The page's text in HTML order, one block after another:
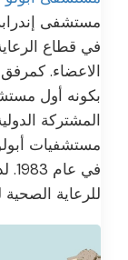
في قطاع
الاعضاء.
بكونه أول
مستشفيات
في
للرعاية